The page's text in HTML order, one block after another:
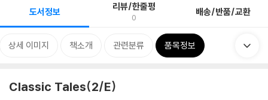
도서정보 리뷰/한줄평
0 배송/반품/교환
상세 이미지 책소개 관련분류 품목정보
Classic Tales(2/E)